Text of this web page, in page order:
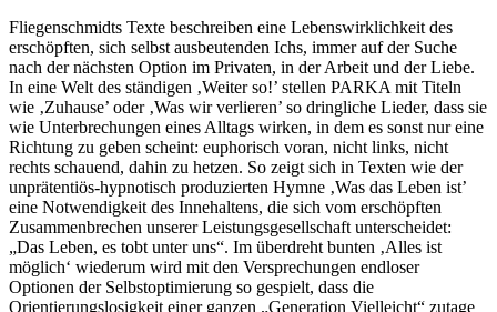
Fliegenschmidts Texte beschreiben eine Lebenswirklichkeit des
erschöpften, sich selbst ausbeutenden Ichs, immer auf der Suche
nach der nächsten Option im Privaten, in der Arbeit und der Liebe.
In eine Welt des ständigen ‚Weiter so!’ stellen PARKA mit Titeln
wie ‚Zuhause’ oder ‚Was wir verlieren’ so dringliche Lieder, dass sie
wie Unterbrechungen eines Alltags wirken, in dem es sonst nur eine
Richtung zu geben scheint: euphorisch voran, nicht links, nicht
rechts schauend, dahin zu hetzen. So zeigt sich in Texten wie der
unprätentiös-hypnotisch produzierten Hymne ‚Was das Leben ist’
eine Notwendigkeit des Innehaltens, die sich vom erschöpften
Zusammenbrechen unserer Leistungsgesellschaft unterscheidet:
„Das Leben, es tobt unter uns“. Im überdreht bunten ‚Alles ist
möglich‘ wiederum wird mit den Versprechungen endloser
Optionen der Selbstoptimierung so gespielt, dass die
Orientierungslosigkeit einer ganzen „Generation Vielleicht“ zutage